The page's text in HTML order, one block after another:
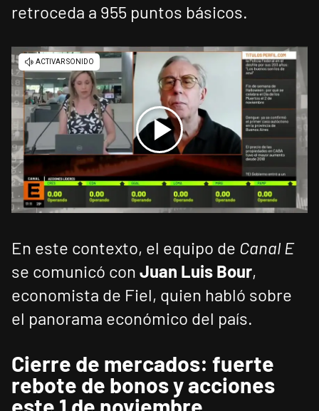
retroceda a 955 puntos básicos.
En este contexto, el equipo de Canal E
se comunicó con Juan Luis Bour,
economista de Fiel, quien habló sobre
el panorama económico del país.
Cierre de mercados: fuerte
rebote de bonos y acciones